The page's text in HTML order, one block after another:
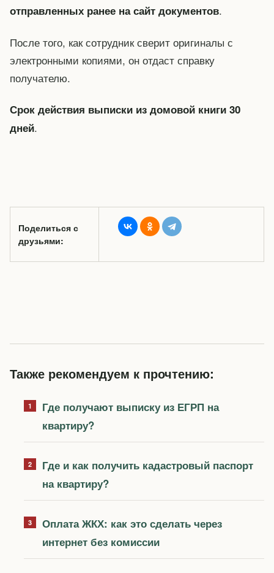
отправленных ранее на сайт документов.
После того, как сотрудник сверит оригиналы с
электронными копиями, он отдаст справку
получателю.
Срок действия выписки из домовой книги 30
дней.
Поделиться с
друзьями:
Также рекомендуем к прочтению:
Где получают выписку из ЕГРП на
квартиру?
Где и как получить кадастровый паспорт
на квартиру?
Оплата ЖКХ: как это сделать через
интернет без комиссии